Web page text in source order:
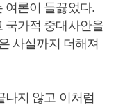
여론이 들끓었다.
국가적 중대사안을
사실까지 더해져
나지 않고 이처럼